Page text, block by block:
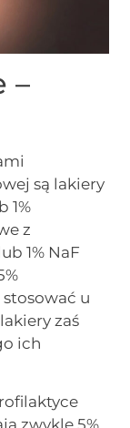
–
są lakiery
1%
z
1% NaF
u
zaś
ich